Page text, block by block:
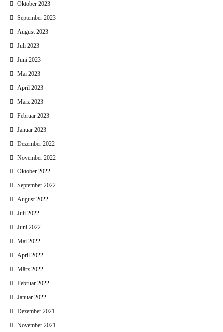
Oktober 2023
September 2023
August 2023
Juli 2023
Juni 2023
Mai 2023
April 2023
März 2023
Februar 2023
Januar 2023
Dezember 2022
November 2022
Oktober 2022
September 2022
August 2022
Juli 2022
Juni 2022
Mai 2022
April 2022
März 2022
Februar 2022
Januar 2022
Dezember 2021
November 2021